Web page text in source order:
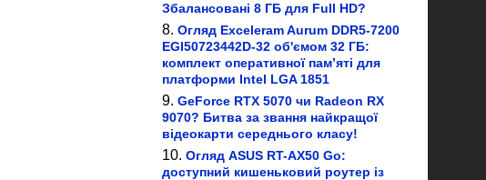
Збалансовані 8 ГБ для Full HD?
Огляд Exceleram Aurum DDR5-7200
EGI50723442D-32 об'ємом 32 ГБ:
комплект оперативної пам’яті для
платформи Intel LGA 1851
GeForce RTX 5070 чи Radeon RX
9070? Битва за звання найкращої
відеокарти середнього класу!
Огляд ASUS RT-AX50 Go:
доступний кишеньковий роутер із